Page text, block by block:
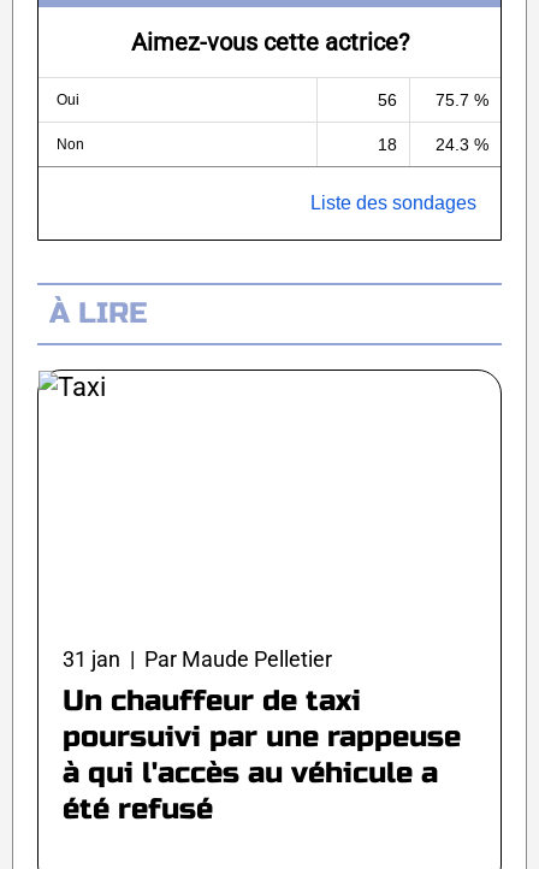
Aimez-vous cette actrice?
Oui 56 75.7 %
Non 18 24.3 %
Liste des sondages
À LIRE
31 jan | Par Maude Pelletier
Un chauffeur de taxi
poursuivi par une rappeuse
à qui l'accès au véhicule a
été refusé